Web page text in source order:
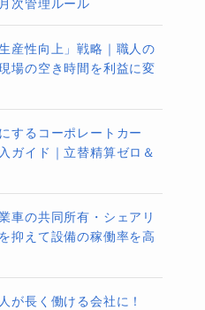
産性向上」戦略｜職人の
場の空き時間を利益に変
するコーポレートカー
ガイド｜立替精算ゼロ＆
車の共同所有・シェアリ
抑えて設備の稼働率を高
が長く働ける会社に！